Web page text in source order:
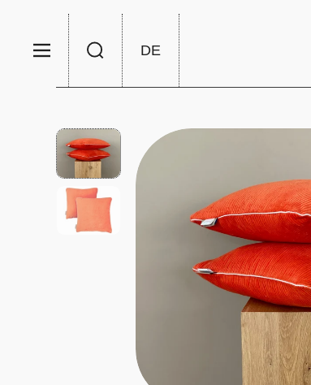
Zum Inhalt springen
Menü Suche DESprache/Währung wählen